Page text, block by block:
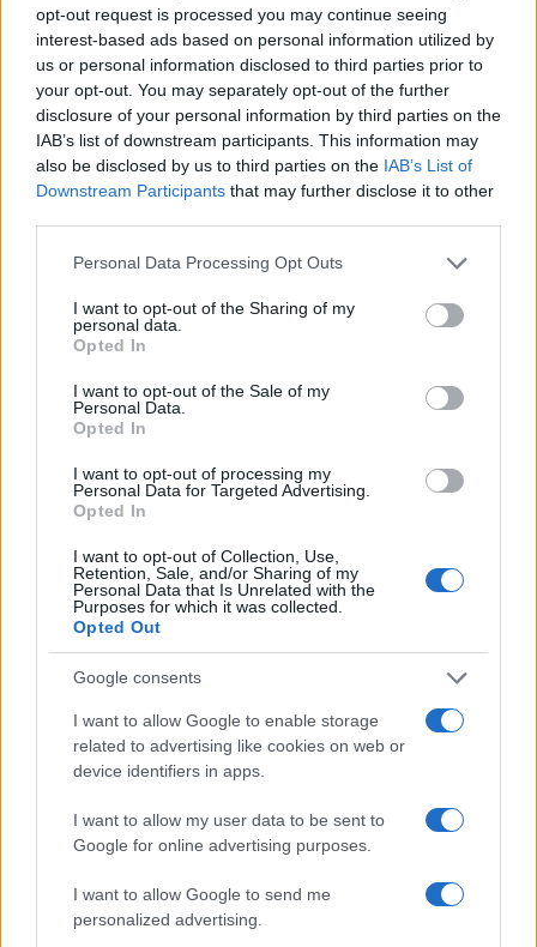
opt-out request is processed you may continue seeing
interest-based ads based on personal information utilized by
us or personal information disclosed to third parties prior to
your opt-out. You may separately opt-out of the further
disclosure of your personal information by third parties on the
IAB’s list of downstream participants. This information may
also be disclosed by us to third parties on the IAB’s List of
Downstream Participants that may further disclose it to other
Please note that this website/app uses one or more Google
not limited to your visit or usage behaviour. You may click to
grant or deny consent to Google and its third-party tags to
use your data for below specified purposes in below Google
consent section.
Personal Data Processing Opt Outs
I want to opt-out of the Sharing of my
personal data.
Opted In
I want to opt-out of the Sale of my
Personal Data.
Opted In
I want to opt-out of processing my
Personal Data for Targeted Advertising.
Opted In
I want to opt-out of Collection, Use,
Retention, Sale, and/or Sharing of my
Personal Data that Is Unrelated with the
Purposes for which it was collected.
Opted Out
Google consents
I want to allow Google to enable storage
related to advertising like cookies on web or
device identifiers in apps.
I want to allow my user data to be sent to
Google for online advertising purposes.
I want to allow Google to send me
personalized advertising.
la carrera de los involucrados.
Lecciones para los fundadores y
líderes de hoy
La situación actual del Gobierno argentino ofrece
en los negocios no puede subestimarse. En un
entorno donde las decisiones se toman
rápidamente, es crucial establecer una cultura
organizacional que priorice la responsabilidad y la
caer en prácticas corruptas, aunque sea de forma
inadvertida, se incrementa.
personales como profesionales, pueden tener un
impacto significativoen el éxito de un proyecto.
Cualquiera que haya lanzado un producto sabe que
la confianza es fundamental para el crecimiento